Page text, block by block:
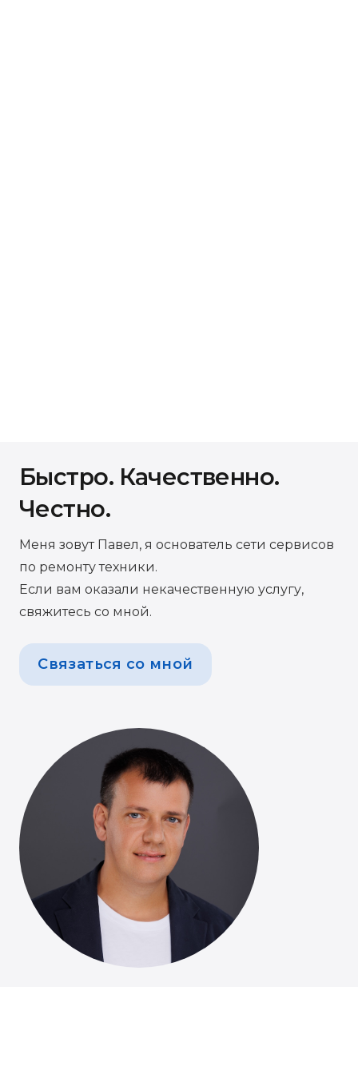
Быстро. Качественно.
Честно.
Меня зовут Павел, я основатель сети сервисов
по ремонту техники.
Если вам оказали некачественную услугу,
свяжитесь со мной.
Связаться со мной